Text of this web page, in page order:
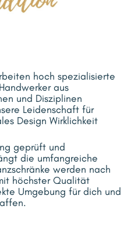
hoch spezialisierte
aus
und Disziplinen
Leidenschaft für
Design Wirklichkeit
geprüft und
die umfangreiche
werden nach
höchster Qualität
Umgebung für dich und